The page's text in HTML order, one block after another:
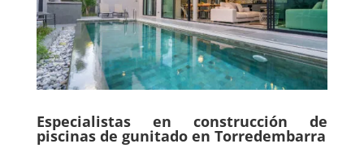
Especialistas en construcción de
piscinas de gunitado en Torredembarra